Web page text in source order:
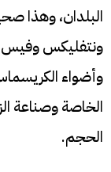
البلدان، وهذا
ونتفليكس وفيس
وأضواء
الخاصة وصناعة
الحجم.